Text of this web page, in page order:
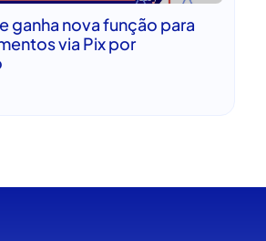
ganha nova função para
via Pix por